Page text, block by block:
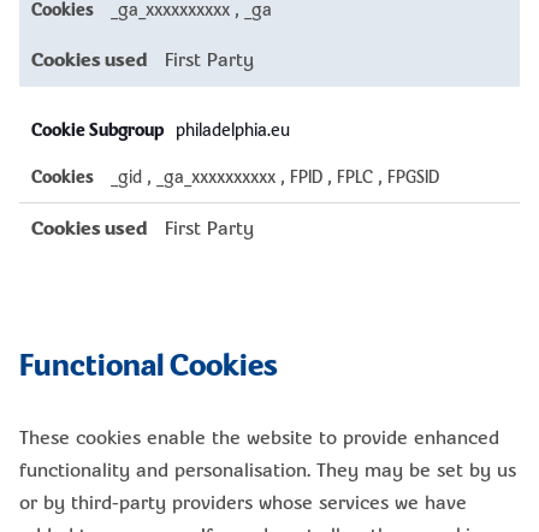
_ga_xxxxxxxxxx , _ga
First Party
philadelphia.eu
_gid , _ga_xxxxxxxxxx , FPID , FPLC , FPGSID
First Party
Functional Cookies
These cookies enable the website to provide enhanced
functionality and personalisation. They may be set by us
or by third-party providers whose services we have